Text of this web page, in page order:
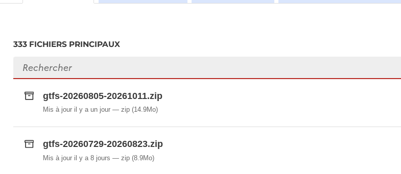
333 FICHIERS PRINCIPAUX
Rechercher des fichiers
gtfs-20260805-20261011.zip
Mis à jour il y a un jour zip(14.9Mo)
gtfs-20260729-20260823.zip
Mis à jour il y a 8 jours zip(8.9Mo)